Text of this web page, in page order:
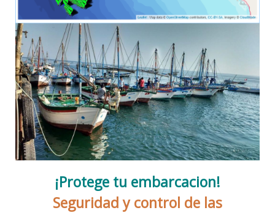
¡Protege tu embarcacion!
Seguridad y control de las